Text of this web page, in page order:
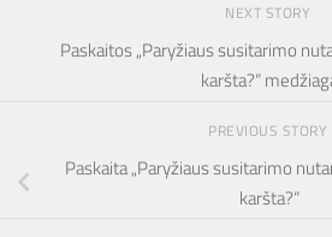
NEXT STORY
Paskaitos „Paryžiaus susitarimo
karšta?“
PREVIOUS STORY
Paskaita „Paryžiaus susitarimo
karšta?“